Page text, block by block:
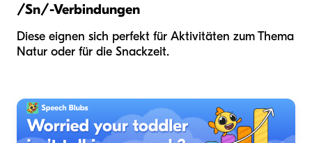
/Sn/-Verbindungen
Diese eignen sich perfekt für Aktivitäten zum Thema
Natur oder für die Snackzeit.